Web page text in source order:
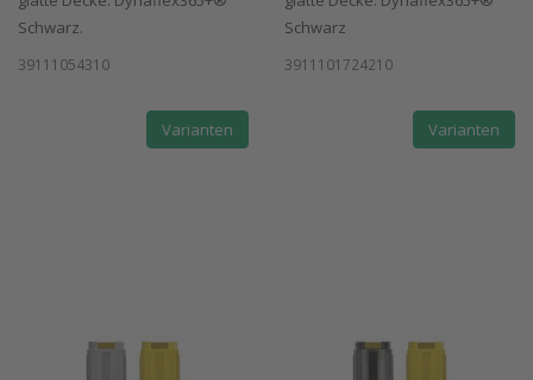
Schwarz.
39111054310
Varianten
Schwarz
3911101724210
Varianten